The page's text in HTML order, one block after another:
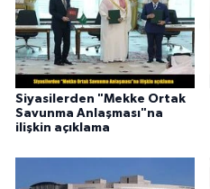
Siyasilerden "Mekke Ortak
Savunma Anlaşması"na
ilişkin açıklama